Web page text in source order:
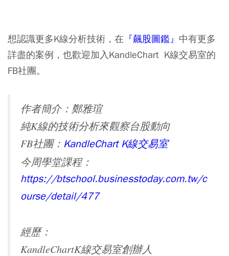
想認識更多K線分析技術，在 『飆股圖鑑』 中有更多
詳盡的案例，也歡迎加入KandleChart K線交易室的
FB社團。
作者簡介：鄭雅瑄
純K線的技術分析來觀察台股動向
FB社團： KandleChart K線交易室
今周學堂課程：
https://btschool.businesstoday.com.tw/c
ourse/detail/477
經歷：
KandleChartK線交易室創辦人